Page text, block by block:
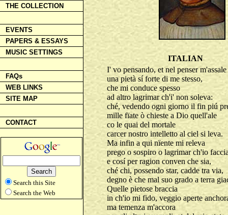
THE COLLECTION
EVENTS
PAPERS & ESSAYS
MUSIC SETTINGS
FAQs
WEB LINKS
SITE MAP
CONTACT
Search this Site
Search the Web
ITALIAN
I' vo pensando, et nel penser m'assale
una pietà sí forte di me stesso,
che mi conduce spesso
ad altro lagrimar ch'i' non soleva:
ché, vedendo ogni giorno il fin piú
mille fïate ò chieste a Dio quell'ale
co le quai del mortale
carcer nostro intelletto al ciel si leva.
Ma infin a qui nïente mi releva
prego o sospiro o lagrimar ch'io
e cosí per ragion conven che sia,
ché chi, possendo star, cadde tra via,
degno è che mal suo grado a terra
Quelle pietose braccia
in ch'io mi fido, veggio aperte
ma temenza m'accora